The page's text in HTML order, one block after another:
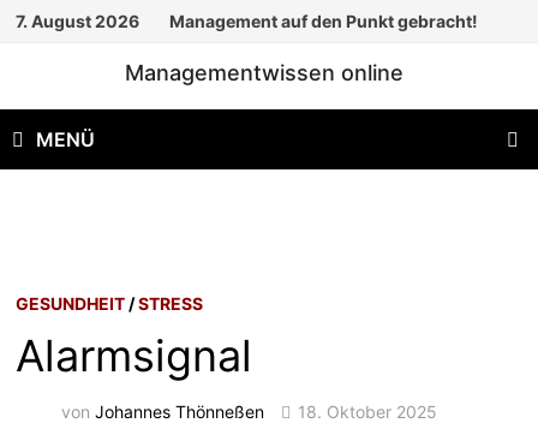
Zum
7. August 2026 Management auf den Punkt gebracht!
Managementwissen online
MENÜ
GESUNDHEIT /STRESS
Alarmsignal
vonJohannes Thönneßen 18. Oktober 2025